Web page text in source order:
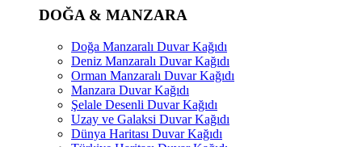
DOĞA & MANZARA
Doğa Manzaralı Duvar Kağıdı
Deniz Manzaralı Duvar Kağıdı
Orman Manzaralı Duvar Kağıdı
Manzara Duvar Kağıdı
Şelale Desenli Duvar Kağıdı
Uzay ve Galaksi Duvar Kağıdı
Dünya Haritası Duvar Kağıdı